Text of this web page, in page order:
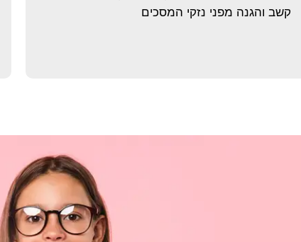
קשב והגנה מפני נזקי המסכים